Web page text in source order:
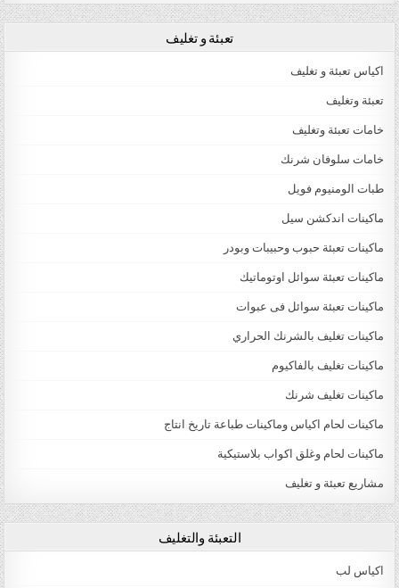
تعبئة و تغليف
اكياس تعبئة و تغليف
تعبئة وتغليف
خامات تعبئة وتغليف
خامات سلوفان شرنك
طبات الومنيوم فويل
ماكينات اندكشن سيل
ماكينات تعبئة حبوب وحبيبات وبودر
ماكينات تعبئة سوائل اوتوماتيك
ماكينات تعبئة سوائل فى عبوات
ماكينات تغليف بالشرنك الحراري
ماكينات تغليف بالفاكيوم
ماكينات تغليف شرنك
ماكينات لحام اكياس وماكينات طباعة تاريخ انتاج
ماكينات لحام وغلق اكواب بلاستيكية
مشاريع تعبئة و تغليف
التعبئة والتغليف
اكياس لب